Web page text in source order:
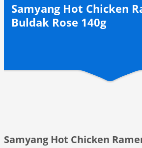
Samyang Hot Chicken
Buldak Rose 140g
Samyang Hot Chicken